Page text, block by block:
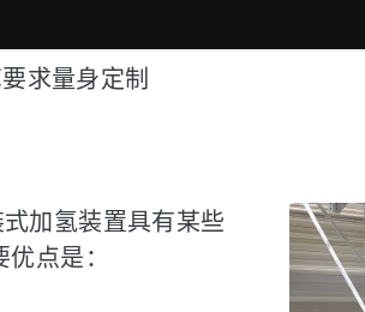
求量身定制
加氢装置具有某些
点是：